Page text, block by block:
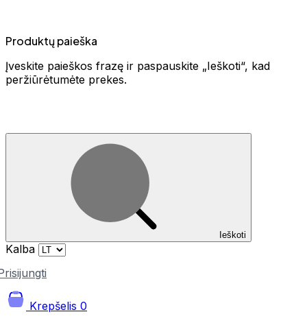
Produktų paieška
Įveskite paieškos frazę ir paspauskite „Ieškoti“, kad
peržiūrėtumėte prekes.
Ieškoti
Kalba
Krepšelis 0